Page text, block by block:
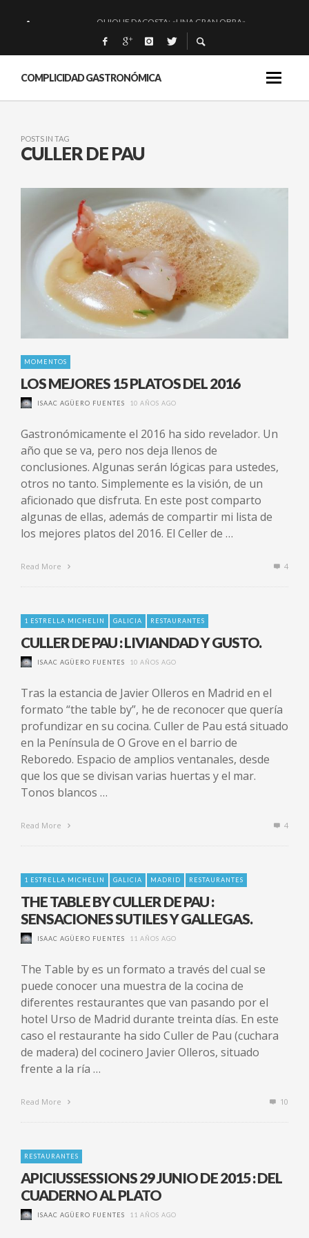
QUIQUE DACOSTA: «UNA GRAN OBRA»
EL BARUCO DE ANERO: MUCHO MÁS QUE UN BAR.
MONTIA: ESENCIAL Y BRILLANTE.
COMPLICIDAD GASTRONÓMICA
POSTS IN TAG
CULLER DE PAU
MOMENTOS
LOS MEJORES 15 PLATOS DEL 2016
ISAAC AGÜERO FUENTES 10 AÑOS AGO
Gastronómicamente el 2016 ha sido revelador. Un
año que se va, pero nos deja llenos de
conclusiones. Algunas serán lógicas para ustedes,
otros no tanto. Simplemente es la visión, de un
aficionado que disfruta. En este post comparto
algunas de ellas, además de compartir mi lista de
los mejores platos del 2016. El Celler de …
Read More 4
1 ESTRELLA MICHELIN GALICIA RESTAURANTES
CULLER DE PAU : LIVIANDAD Y GUSTO.
ISAAC AGÜERO FUENTES 10 AÑOS AGO
Tras la estancia de Javier Olleros en Madrid en el
formato “the table by”, he de reconocer que quería
profundizar en su cocina. Culler de Pau está situado
en la Península de O Grove en el barrio de
Reboredo. Espacio de amplios ventanales, desde
que los que se divisan varias huertas y el mar.
Tonos blancos …
Read More 4
1 ESTRELLA MICHELIN GALICIA MADRID RESTAURANTES
THE TABLE BY CULLER DE PAU :
SENSACIONES SUTILES Y GALLEGAS.
ISAAC AGÜERO FUENTES 11 AÑOS AGO
The Table by es un formato a través del cual se
puede conocer una muestra de la cocina de
diferentes restaurantes que van pasando por el
hotel Urso de Madrid durante treinta días. En este
caso el restaurante ha sido Culler de Pau (cuchara
de madera) del cocinero Javier Olleros, situado
frente a la ría …
Read More 10
RESTAURANTES
APICIUSSESSIONS 29 JUNIO DE 2015 : DEL
CUADERNO AL PLATO
ISAAC AGÜERO FUENTES 11 AÑOS AGO